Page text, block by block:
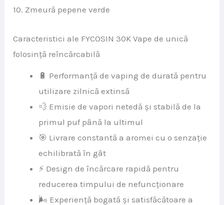
10. Zmeură pepene verde
Caracteristici ale FYCOSIN 30K Vape de unică
folosință reîncărcabilă
🔋 Performanță de vaping de durată pentru
utilizare zilnică extinsă
💨 Emisie de vapori netedă și stabilă de la
primul puf până la ultimul
🎯 Livrare constantă a aromei cu o senzație
echilibrată în gât
⚡ Design de încărcare rapidă pentru
reducerea timpului de nefuncționare
🌬️ Experiență bogată și satisfăcătoare a